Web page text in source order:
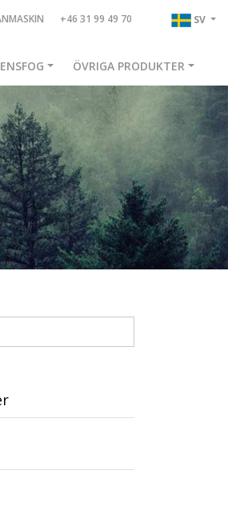
SV
+46 31 99 49 70
ÖVRIGA PRODUKTER